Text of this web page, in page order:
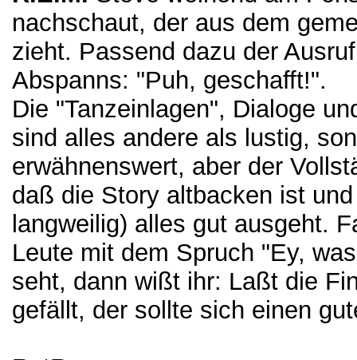
nachschaut, der aus dem
zieht. Passend dazu der
Abspanns: "Puh, geschafft!".
Die "Tanzeinlagen", Dialoge
sind alles andere als lustig,
erwähnenswert, aber der
daß die Story altbacken ist
langweilig) alles gut ausgeht.
Leute mit dem Spruch "Ey,
seht, dann wißt ihr: Laßt die
gefällt, der sollte sich einen